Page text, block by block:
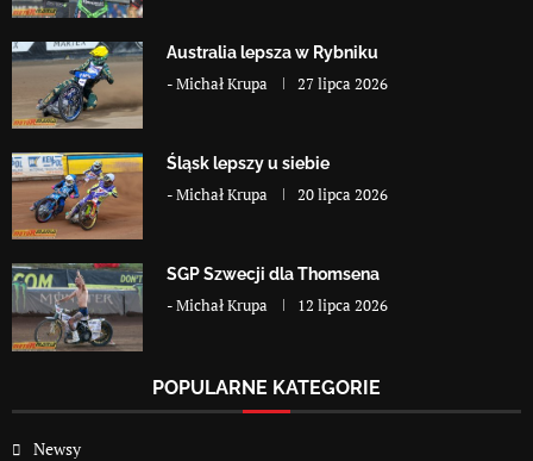
Australia lepsza w Rybniku
-Michał Krupa 27 lipca 2026
Śląsk lepszy u siebie
-Michał Krupa 20 lipca 2026
SGP Szwecji dla Thomsena
-Michał Krupa 12 lipca 2026
POPULARNE KATEGORIE
Newsy